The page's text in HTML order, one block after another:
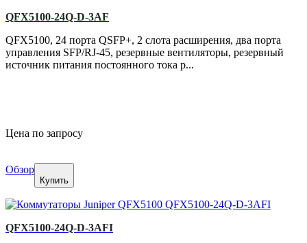
QFX5100-24Q-D-3AF
QFX5100, 24 порта QSFP+, 2 слота расширения, два порта
управления SFP/RJ-45, резервные вентиляторы, резервный
источник питания постоянного тока р...
Цена по запросу
Обзор
Купить
QFX5100-24Q-D-3AFI